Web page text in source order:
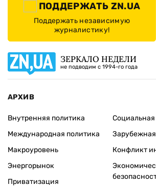
ПОДДЕРЖАТЬ ZN.UA
Поддержать независимую
журналистику!
ЗЕРКАЛО НЕДЕЛИ
не подводим с 1994-го года
АРХИВ
Внутренняя политика
Международная политика
Макроуровень
Энергорынок
Приватизация
Конфликт